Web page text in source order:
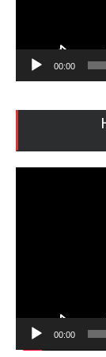
00:00
00:00